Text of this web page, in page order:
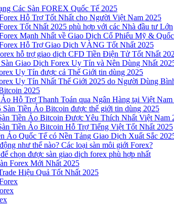
Các Sàn FOREX Quốc Tế 2025
Hỗ Trợ Tốt Nhất cho Người Việt Nam 2025
Tốt Nhất 2025 phù hợp với các Nhà đầu tư Lớn
Mạnh Nhất về Giao Dịch Cổ Phiếu Mỹ &
Hỗ Trợ Giao Dịch VÀNG Tốt Nhất 2025
hỗ trợ giao dịch CFD Tiền Điện Tử Tốt Nhất
Giao Dịch Forex Uy Tín và Nên Dùng Nhất
Uy Tín được cả Thế Giới tin dùng 2025
Uy Tín Nhất Thế Giới 2025 do Người Dùng
2025
Hỗ Trợ Thanh Toán qua Ngân Hàng tại Việt
Sàn Tiền Ảo Bitcoin được thế giới tin dùng 2025
Tiền Ảo Bitcoin Được Yêu Thích Nhất Việt Nam
Tiền Ảo Bitcoin Hỗ Trợ Tiếng Việt Tốt Nhất 2025
Ảo Quốc Tế có Nền Tảng Giao Dịch Xuất Sắc
như thế nào? Các loại sàn môi giới Forex?
chọn được sàn giao dịch forex phù hợp nhất
Forex Mới Nhất 2025
Hiệu Quả Tốt Nhất 2025